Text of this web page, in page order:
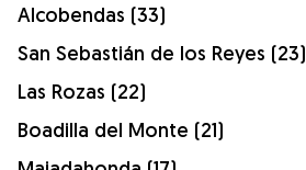
Alcobendas (33)
San Sebastián de los Reyes (23)
Las Rozas (22)
Boadilla del Monte (21)